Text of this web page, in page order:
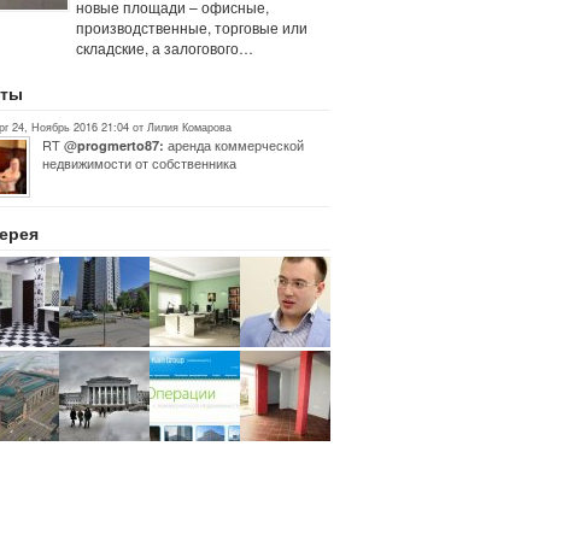
новые площади – офисные,
производственные, торговые или
складские, а залогового…
24, Ноябрь 2016 21:04 от Лилия Комарова
RT @progmerto87: аренда коммерческой
недвижимости от собственника